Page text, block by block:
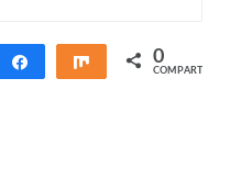
Compartir Compartir
0
COMPARTIR